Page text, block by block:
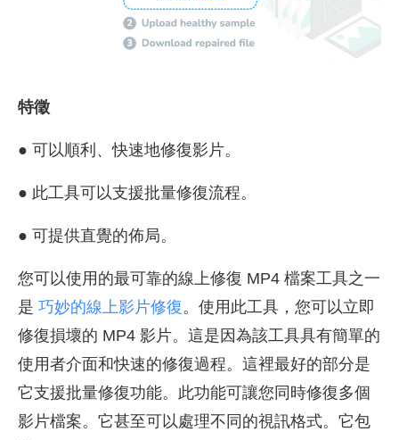
特徵
● 可以順利、快速地修復影片。
● 此工具可以支援批量修復流程。
● 可提供直覺的佈局。
您可以使用的最可靠的線上修復 MP4 檔案工具之一
是 巧妙的線上影片修復。使用此工具，您可以立即
修復損壞的 MP4 影片。這是因為該工具具有簡單的
使用者介面和快速的修復過程。這裡最好的部分是
它支援批量修復功能。此功能可讓您同時修復多個
影片檔案。它甚至可以處理不同的視訊格式。它包